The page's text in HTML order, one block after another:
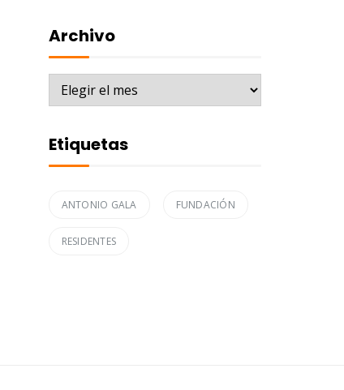
Archivo
Archivo
Etiquetas
ANTONIO GALA FUNDACIÓN
RESIDENTES